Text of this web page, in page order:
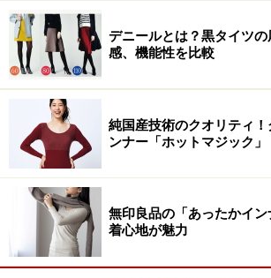
デニールとは？黒タイツ
感、機能性を比較
純国産技術のクオリティ
ンナー「ホットマジック」
無印良品の「あったかイ
着心地が魅力